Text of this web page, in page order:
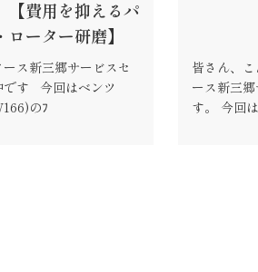
費用を抑えるパ
ローター研磨】
ス新三郷サービスセ
です 今回はベンツ
のﾌ
皆さん、
ース新三
す。 今回